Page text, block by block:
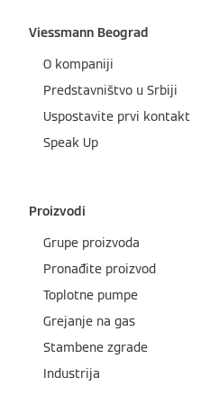
Viessmann Beograd
O kompaniji
Predstavništvo u Srbiji
Uspostavite prvi kontakt
Speak Up
Proizvodi
Grupe proizvoda
Pronađite proizvod
Toplotne pumpe
Grejanje na gas
Stambene zgrade
Industrija